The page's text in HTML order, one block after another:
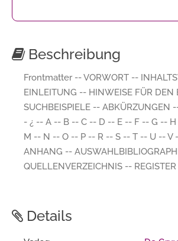
Beschreibung
Frontmatter -- VORWORT --
EINLEITUNG -- HINWEISE FÜR DEN
SUCHBEISPIELE -- ABKÜRZUNGEN
- ¿ -- A -- B -- C -- D -- E -- F -- G --
M -- N -- O -- P -- R -- S -- T -- U -- V
ANHANG --
QUELLENVERZEICHNIS -- REGISTER
Details